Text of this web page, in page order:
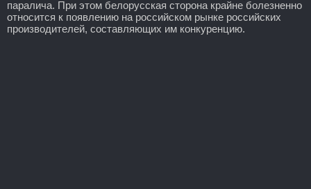
паралича. При этом белорусская сторона крайне болезненно
относится к появлению на российском рынке российских
производителей, составляющих им конкуренцию.